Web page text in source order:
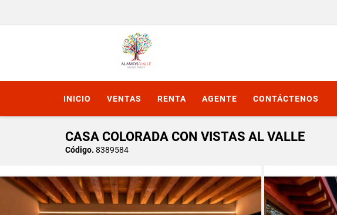
INICIO VENTAS RENTA AGENTE CONTÁCTENOS
CASA COLORADA CON VISTAS AL VALLE
Código. 8389584